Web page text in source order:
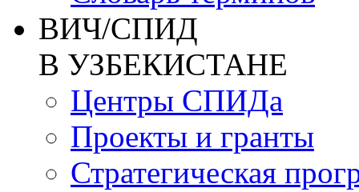
ВИЧ/СПИД
В УЗБЕКИСТАНЕ
Центры СПИДа
Проекты и гранты
Стратегическая